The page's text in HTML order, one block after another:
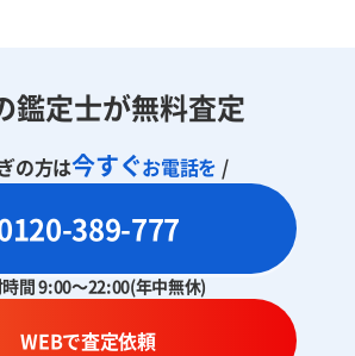
鑑定士が無料査定
の方は今すぐお電話を /
389-777
間 9:00～22:00(年中無休)
WEBで査定依頼